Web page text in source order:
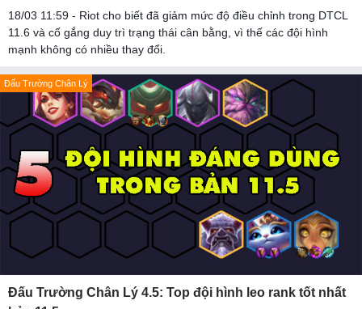
18/03 11:59 - Riot cho biết đã giảm mức độ điều chỉnh trong DTCL
11.6 và cố gắng duy trì trạng thái cân bằng, vì thế các đội hình
mạnh không có nhiều thay đổi.
Đấu Trường Chân Lý
Đấu Trường Chân Lý 4.5: Top đội hình leo rank tốt nhất